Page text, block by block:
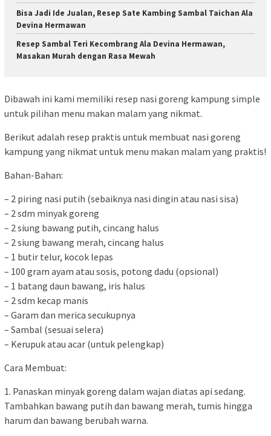
Bisa Jadi Ide Jualan, Resep Sate Kambing Sambal Taichan Ala
Devina Hermawan
Resep Sambal Teri Kecombrang Ala Devina Hermawan,
Masakan Murah dengan Rasa Mewah
Dibawah ini kami memiliki resep nasi goreng kampung simple
untuk pilihan menu makan malam yang nikmat.
Berikut adalah resep praktis untuk membuat nasi goreng
kampung yang nikmat untuk menu makan malam yang praktis!
Bahan-Bahan:
– 2 piring nasi putih (sebaiknya nasi dingin atau nasi sisa)
– 2 sdm minyak goreng
– 2 siung bawang putih, cincang halus
– 2 siung bawang merah, cincang halus
– 1 butir telur, kocok lepas
– 100 gram ayam atau sosis, potong dadu (opsional)
– 1 batang daun bawang, iris halus
– 2 sdm kecap manis
– Garam dan merica secukupnya
– Sambal (sesuai selera)
– Kerupuk atau acar (untuk pelengkap)
Cara Membuat:
1. Panaskan minyak goreng dalam wajan diatas api sedang.
Tambahkan bawang putih dan bawang merah, tumis hingga
harum dan bawang berubah warna.